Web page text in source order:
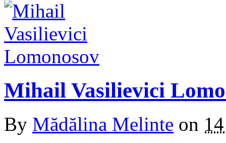
Mihail Vasilievici
By Mădălina Melinte on